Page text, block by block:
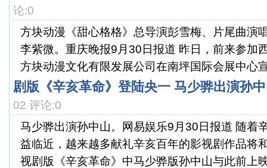
论:0
方块动漫《甜心格格》总导演彭雪梅、片尾曲演
李紫微。重庆晚报9月30日报道 昨日，前来参加
方块动漫文化有限发展公司在南坪国际会展中心
剧版《辛亥革命》登陆央一 马少骅出演孙
02 评论:0
马少骅出演孙中山。网易娱乐9月30日报道 随着
益临近，越来越多献礼辛亥百年的影视剧作品将
视剧版《辛亥革命》中马少骅版孙中山与此前上